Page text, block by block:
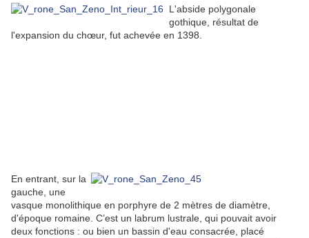
L'abside polygonale
gothique, résultat de
l'expansion du chœur, fut achevée en 1398.
En entrant, sur la
gauche, une
vasque monolithique en porphyre de 2 mètres de diamètre,
d'époque romaine. C’est un labrum lustrale, qui pouvait avoir
deux fonctions : ou bien un bassin d'eau consacrée, placé